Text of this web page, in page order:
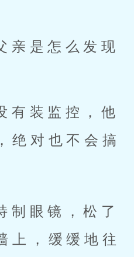
绝对也不会搞
制眼镜，松了
上，缓缓地往